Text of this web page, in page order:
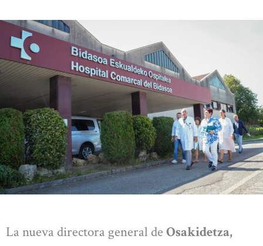
La nueva directora general de Osakidetza,